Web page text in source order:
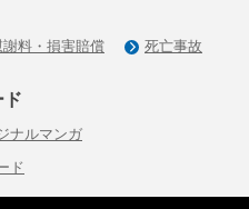
謝料・損害賠償 死亡事故
ド
ナルマンガ
ド